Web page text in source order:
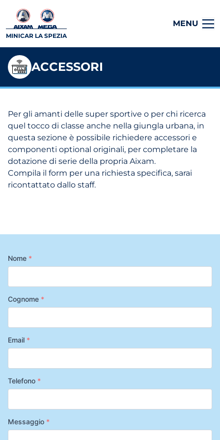
MINICAR LA SPEZIA
MENU
ACCESSORI
Per gli amanti delle super sportive o per chi ricerca
quel tocco di classe anche nella giungla urbana, in
questa sezione è possibile richiedere accessori e
componenti optional originali, per completare la
dotazione di serie della propria Aixam.
Compila il form per una richiesta specifica, sarai
ricontattato dallo staff.
Nome *
Cognome *
Email *
Telefono *
Messaggio *